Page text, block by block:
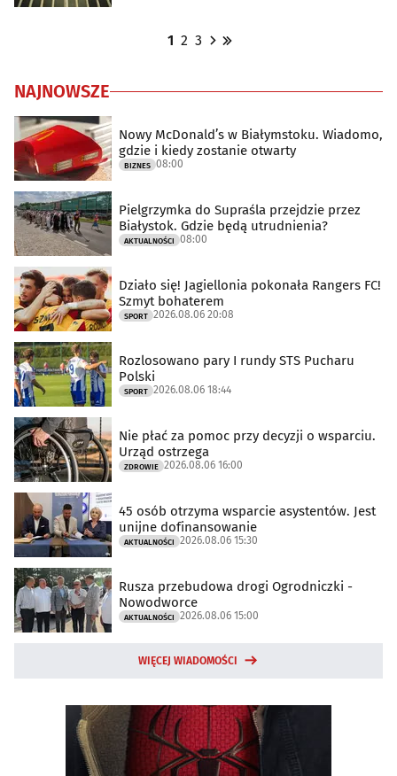
1 2 3
NAJNOWSZE
Nowy McDonald’s w Białymstoku. Wiadomo,
gdzie i kiedy zostanie otwarty
BIZNES 08:00
Pielgrzymka do Supraśla przejdzie przez
Białystok. Gdzie będą utrudnienia?
AKTUALNOŚCI 08:00
Działo się! Jagiellonia pokonała Rangers FC!
Szmyt bohaterem
SPORT 2026.08.06 20:08
Rozlosowano pary I rundy STS Pucharu
Polski
SPORT 2026.08.06 18:44
Nie płać za pomoc przy decyzji o wsparciu.
Urząd ostrzega
ZDROWIE 2026.08.06 16:00
45 osób otrzyma wsparcie asystentów. Jest
unijne dofinansowanie
AKTUALNOŚCI 2026.08.06 15:30
Rusza przebudowa drogi Ogrodniczki -
Nowodworce
AKTUALNOŚCI 2026.08.06 15:00
WIĘCEJ WIADOMOŚCI